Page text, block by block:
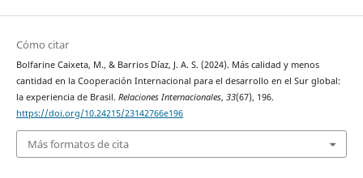
Cómo citar
Bolfarine Caixeta, M., & Barrios Díaz, J. A. S. (2024). Más calidad y menos
cantidad en la Cooperación Internacional para el desarrollo en el Sur global:
la experiencia de Brasil. Relaciones Internacionales, 33(67), 196.
https://doi.org/10.24215/23142766e196
Más formatos de cita